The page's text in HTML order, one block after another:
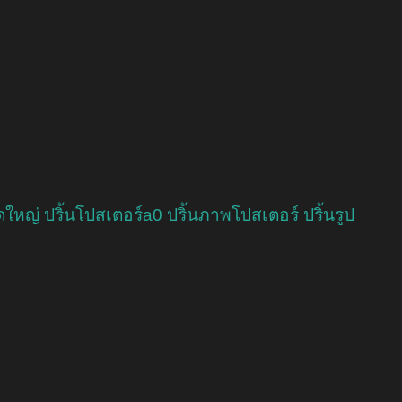
หญ่ ปริ้นโปสเตอร์a0 ปริ้นภาพโปสเตอร์ ปริ้นรูป